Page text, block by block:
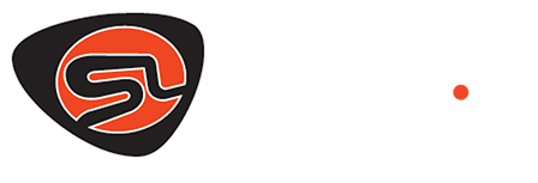
We use cookies to ensure that we provide you the best experience
on our website. By continuing to browse this website, you accept
that cookies are used to help us analyze how the website is used and
to offer you a better experience. To learn more or to find out how
you can disable cookies, you can access our